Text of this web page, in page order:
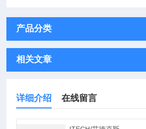
产品分类
相关文章
详细介绍 在线留言